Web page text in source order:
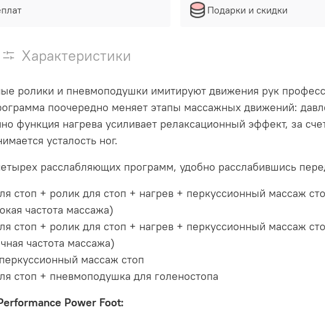
Подарки и скидки
Характеристики
ролики и пневмоподушки имитируют движения рук
поочередно меняет этапы массажных движений:
функция нагрева усиливает релаксационный эффект, за
усталость ног.
расслабляющих программ, удобно расслабившись
стоп + ролик для стоп + нагрев + перкуссионный массаж
частота массажа)
стоп + ролик для стоп + нагрев + перкуссионный массаж
частота массажа)
массаж стоп
стоп + пневмоподушка для голеностопа
Power Foot: